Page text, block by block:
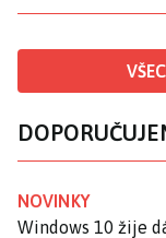
NOVINKY
Windows 10 žije